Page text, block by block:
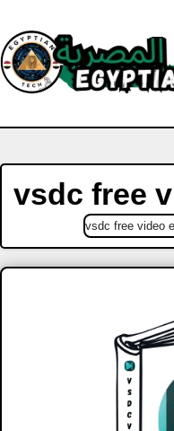
vsdc free
vsdc free video